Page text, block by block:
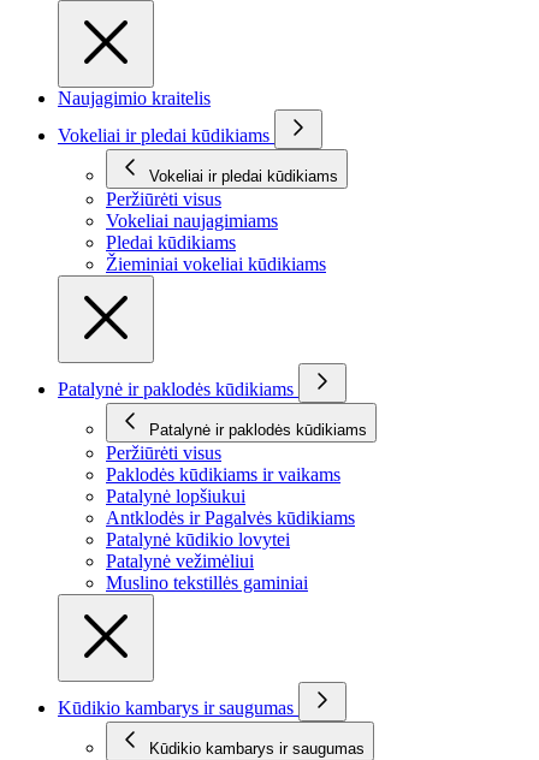
Naujagimio kraitelis
Vokeliai ir pledai kūdikiams
Vokeliai ir pledai kūdikiams
Peržiūrėti visus
Vokeliai naujagimiams
Pledai kūdikiams
Žieminiai vokeliai kūdikiams
Patalynė ir paklodės kūdikiams
Patalynė ir paklodės kūdikiams
Peržiūrėti visus
Paklodės kūdikiams ir vaikams
Patalynė lopšiukui
Antklodės ir Pagalvės kūdikiams
Patalynė kūdikio lovytei
Patalynė vežimėliui
Muslino tekstillės gaminiai
Kūdikio kambarys ir saugumas
Kūdikio kambarys ir saugumas